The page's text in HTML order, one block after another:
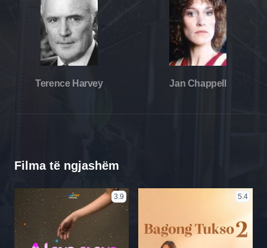
Terence Harvey Jan Chappell
Filma të ngjashëm
3.9 5.4